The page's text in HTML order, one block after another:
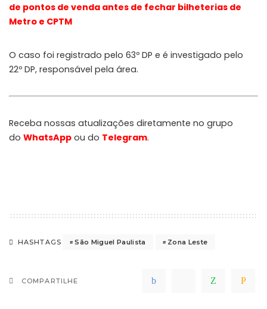
de pontos de venda antes de fechar bilheterias de
Metro e CPTM
O caso foi registrado pelo 63º DP e é investigado pelo
22º DP, responsável pela área.
Receba nossas atualizações diretamente no grupo
do WhatsApp ou do Telegram.
HASHTAGS São Miguel Paulista Zona Leste
COMPARTILHE